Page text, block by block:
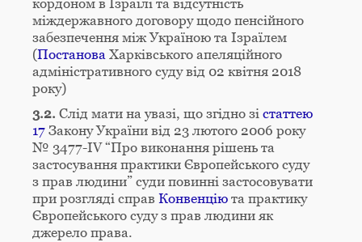
кордоном в Ізраїлі та відсутність
міждержавного договору щодо пенсійного
забезпечення між Україною та Ізраїлем
(Постанова Харківського апеляційного
адміністративного суду від 02 квітня 2018
року)
3.2. Слід мати на увазі, що згідно зі статтею
17 Закону України від 23 лютого 2006 року
№ 3477-IV “Про виконання рішень та
застосування практики Європейського суду
з прав людини” суди повинні застосовувати
при розгляді справ Конвенцію та практику
Європейського суду з прав людини як
джерело права.